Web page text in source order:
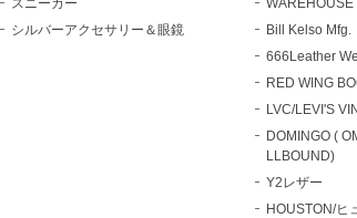
スニーカー
シルバーアクセサリー＆眼鏡
WAREHOUSE
Bill Kelso Mfg.
666Leather
RED WING
LVC/LEVI'S
DOMINGO (
LLBOUND)
Y2レザー
HOUSTON/ヒ